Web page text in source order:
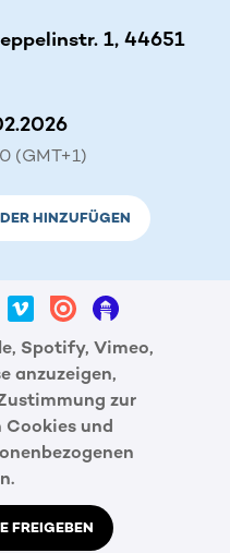
1, 44651
(GMT+1)
HINZUFÜGEN
Spotify, Vimeo,
anzuzeigen,
zur
Cookies und
FREIGEBEN